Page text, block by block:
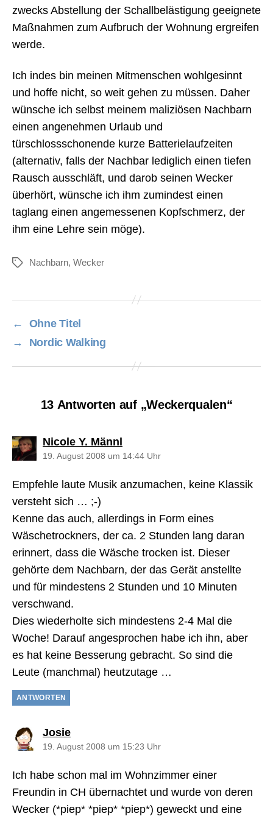
zwecks Abstellung der Schallbelästigung geeignete
Maßnahmen zum Aufbruch der Wohnung ergreifen
werde.
Ich indes bin meinen Mitmenschen wohlgesinnt
und hoffe nicht, so weit gehen zu müssen. Daher
wünsche ich selbst meinem maliziösen Nachbarn
einen angenehmen Urlaub und
türschlossschonende kurze Batterielaufzeiten
(alternativ, falls der Nachbar lediglich einen tiefen
Rausch ausschläft, und darob seinen Wecker
überhört, wünsche ich ihm zumindest einen
taglang einen angemessenen Kopfschmerz, der
ihm eine Lehre sein möge).
Schlagwörter
Nachbarn, Wecker
←
Ohne Titel
→
Nordic Walking
13 Antworten auf „Weckerqualen“
Nicole Y. Männl
19. August 2008 um 14:44 Uhr
Empfehle laute Musik anzumachen, keine Klassik
versteht sich … ;-)
Kenne das auch, allerdings in Form eines
Wäschetrockners, der ca. 2 Stunden lang daran
erinnert, dass die Wäsche trocken ist. Dieser
gehörte dem Nachbarn, der das Gerät anstellte
und für mindestens 2 Stunden und 10 Minuten
verschwand.
Dies wiederholte sich mindestens 2-4 Mal die
Woche! Darauf angesprochen habe ich ihn, aber
es hat keine Besserung gebracht. So sind die
Leute (manchmal) heutzutage …
ANTWORTEN
Josiesagt:
19. August 2008 um 15:23 Uhr
Ich habe schon mal im Wohnzimmer einer
Freundin in CH übernachtet und wurde von deren
Wecker (*piep* *piep* *piep*) geweckt und eine